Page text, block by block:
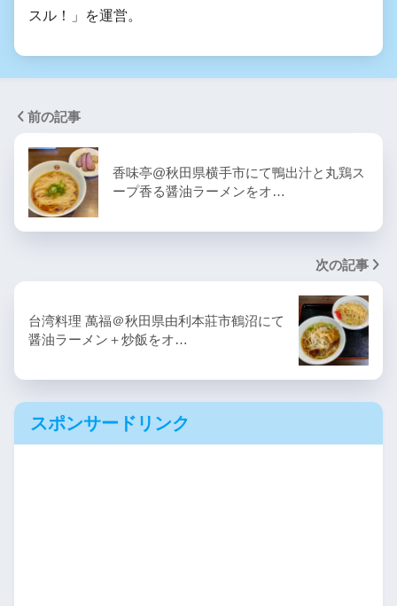
スル！」を運営。
前の記事
香味亭@秋田県横手市にて鴨出汁と丸鶏ス
ープ香る醤油ラーメンをオ…
次の記事
台湾料理 萬福＠秋田県由利本莊市鶴沼にて
醤油ラーメン＋炒飯をオ…
スポンサードリンク